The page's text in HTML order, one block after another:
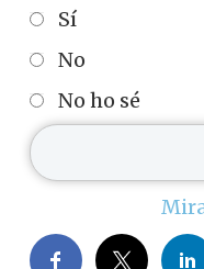
Sí
No
No ho sé